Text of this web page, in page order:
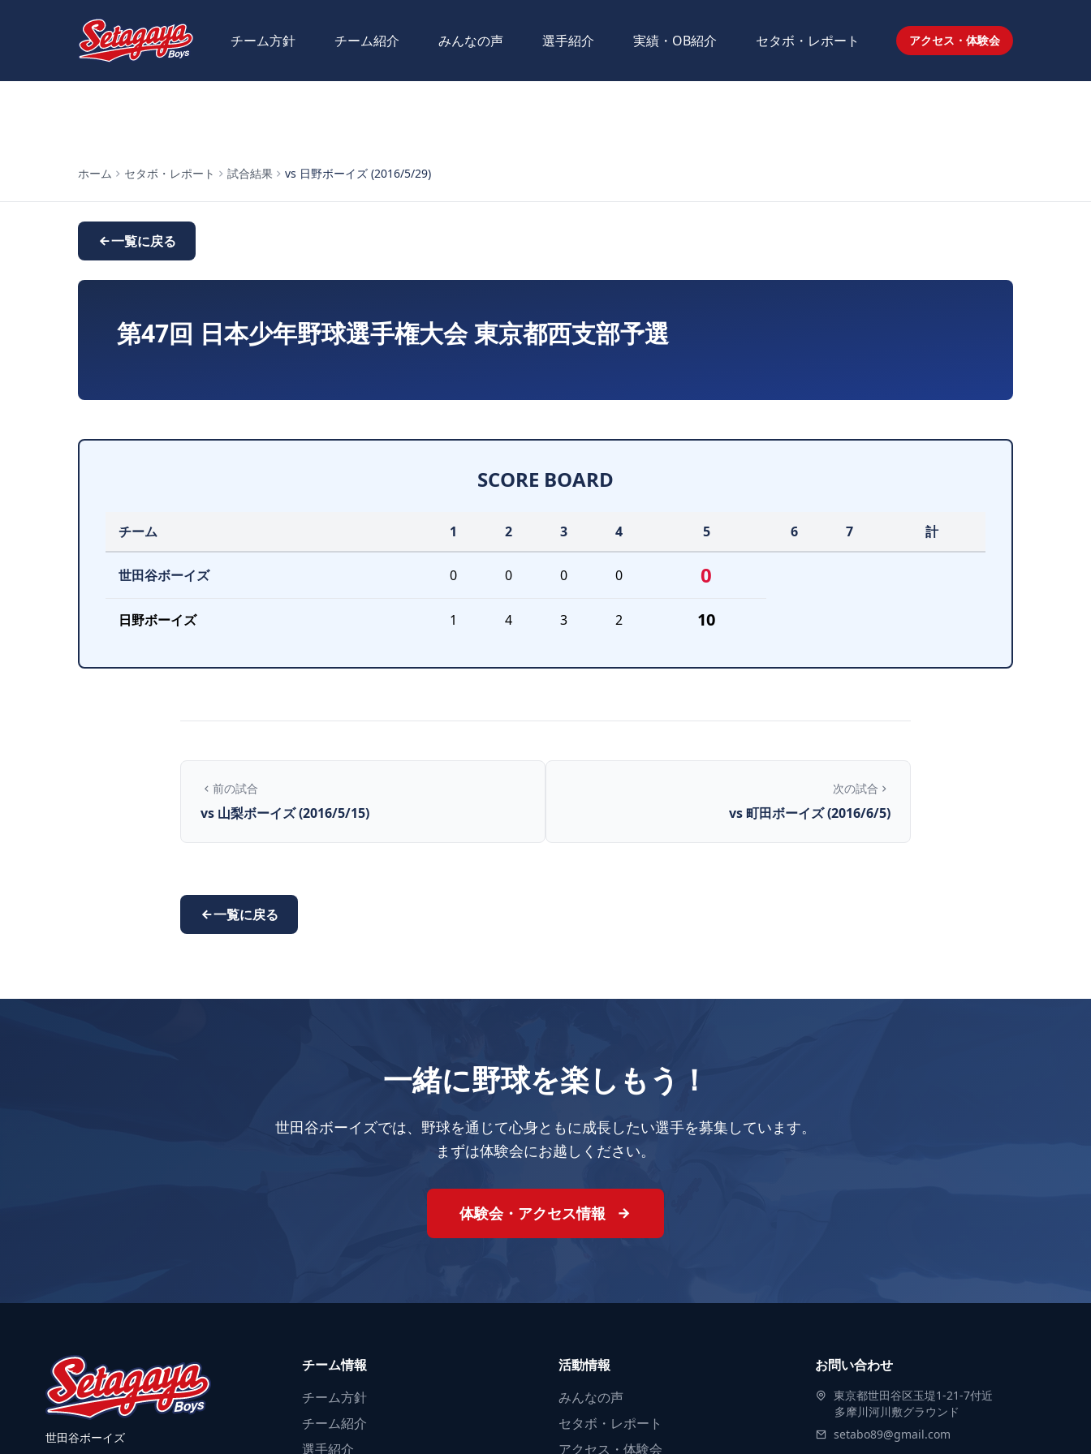
チーム方針 チーム紹介 みんなの声 選手紹介 実績・OB紹介 セタボ・レポート アクセス・体験会
ホーム セタボ・レポート 試合結果 vs 日野ボーイズ (2016/5/29)
一覧に戻る
第47回 日本少年野球選手権大会 東京都西支部予選
SCORE BOARD
チーム 1 2 3 4 5 6 7 計
世田谷ボーイズ 0 0 0 0 0
日野ボーイズ 1 4 3 2 10
前の試合
vs 山梨ボーイズ (2016/5/15)
次の試合
vs 町田ボーイズ (2016/6/5)
一覧に戻る
一緒に野球を楽しもう！
世田谷ボーイズでは、野球を通じて心身ともに成長したい選手を募集しています。
まずは体験会にお越しください。
体験会・アクセス情報
世田谷ボーイズ
チーム情報
チーム方針
チーム紹介
選手紹介
活動情報
みんなの声
セタボ・レポート
アクセス・体験会
お問い合わせ
東京都世田谷区玉堤1-21-7付近
多摩川河川敷グラウンド
setabo89@gmail.com